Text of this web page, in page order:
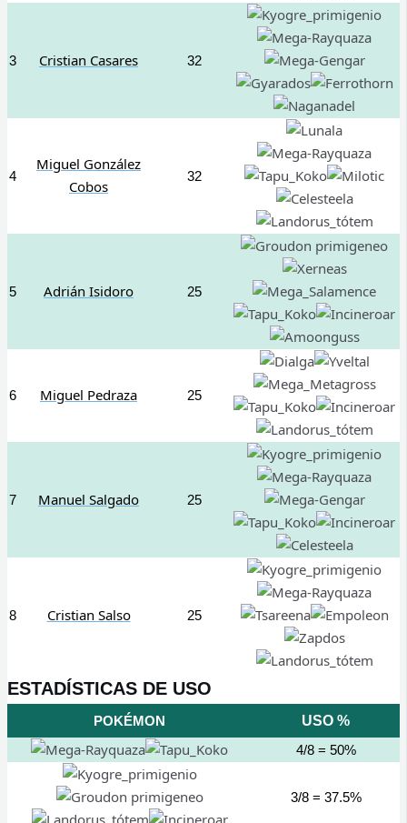
3 Cristian Casares 32
4
Miguel González
Cobos
32
5 Adrián Isidoro 25
6 Miguel Pedraza 25
7 Manuel Salgado 25
8 Cristian Salso 25
ESTADÍSTICAS DE USO
POKÉMON
USO %
4/8 = 50%
3/8 = 37.5%